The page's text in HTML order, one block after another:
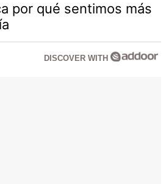
por qué sentimos más
DISCOVER WITH